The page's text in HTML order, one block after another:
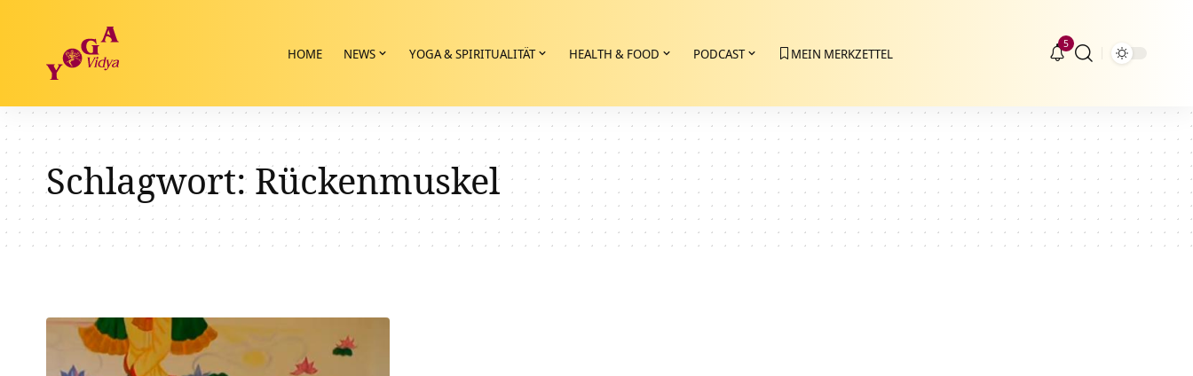
HOME NEWS YOGA & SPIRITUALITÄT HEALTH & FOOD PODCAST MEIN MERKZETTEL
5
Schlagwort:Rückenmuskel